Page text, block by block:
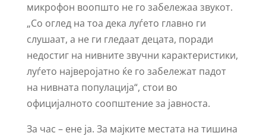
микрофон воопшто не го забележаа звукот.
„Со оглед на тоа дека луѓето главно ги
слушаат, а не ги гледаат децата, поради
недостиг на нивните звучни карактеристики,
луѓето најверојатно ќе го забележат падот
на нивната популација“, стои во
официјалното соопштение за јавноста.
За час – ене ја. За мајките местата на тишина